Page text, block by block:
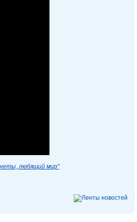
любящий мир"